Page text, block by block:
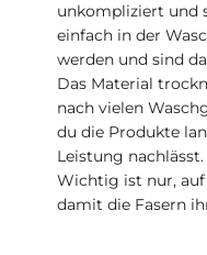
unkompliziert und
einfach in der
werden und sind
Das Material
nach vielen
du die Produkte
Leistung nachlässt.
Wichtig ist nur, auf
damit die Fasern